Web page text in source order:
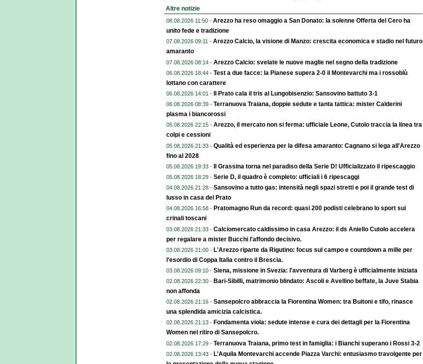
Altre notizie
08.08.2026 11:50 - Arezzo ha reso omaggio a San Donato: la solenne Offerta del Cero ha
unito fede e tradizione
07.08.2026 09:11 - Arezzo Calcio, la visione di Manzo: crescita economica e stadio nel futuro
amaranto
07.08.2026 08:14 - Arezzo Calcio: svelate le nuove maglie nel segno della tradizione
06.08.2026 18:44 - Test a due facce: la Pianese supera 2-0 il Montevarchi ma i rossoblù
lottano con carattere
06.08.2026 14:01 - Il Prato cala il tris al Lungobisenzio: Sansovino battuto 3-1
06.08.2026 08:39 - Terranuova Traiana, doppie sedute e tanta tattica: mister Calderini
plasma i biancorossi
05.08.2026 22:15 - Arezzo, il mercato non si ferma: ufficiale Leone, Cutolo traccia la linea tra
colpi e cessioni
05.08.2026 21:33 - Qualità ed esperienza per la difesa amaranto: Cagnano si lega all'Arezzo
fino al 2028
05.08.2026 19:33 - Il Grassina torna nel paradiso della Serie D! Ufficializzato il ripescaggio
05.08.2026 18:29 - Serie D, il quadro è completo: ufficiali i 6 ripescaggi
04.08.2026 21:28 - Sansovino a tutto gas: intensità negli spazi stretti e poi il grande test di
lusso in casa del Prato
04.08.2026 16:58 - Pratomagno Run da record: quasi 200 podisti celebrano lo sport sui
crinali toscani
03.08.2026 21:33 - Calciomercato caldissimo in casa Arezzo: il ds Aniello Cutolo accelera
per regalare a mister Bucchi l'affondo decisivo.
03.08.2026 21:00 - L'Arezzo riparte da Rigutino: focus sul campo e countdown a mille per
l'esordio di Coppa Italia contro il Brescia.
03.08.2026 09:10 - Siena, missione in Svezia: l'avventura di Varberg è ufficialmente iniziata
02.08.2026 22:30 - Bari-Sibilli, matrimonio blindato: Ascoli e Avellino beffate, la Juve Stabia
non affonda
02.08.2026 21:16 - Sansepolcro abbraccia la Fiorentina Women: tra Buitoni e tifo, rinasce
una splendida amicizia calcistica.
02.08.2026 21:13 - Fondamenta viola: sedute intense e cura dei dettagli per la Fiorentina
Women nel ritiro di Sansepolcro.
02.08.2026 17:29 - Terranuova Traiana, primo test in famiglia: i Bianchi superano i Rossi 3-2
02.08.2026 13:43 - L'Aquila Montevarchi accende Piazza Varchi: entusiasmo travolgente per